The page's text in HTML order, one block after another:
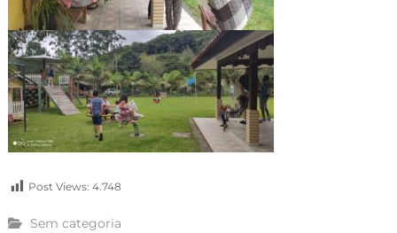
Post Views: 4.748
Sem categoria